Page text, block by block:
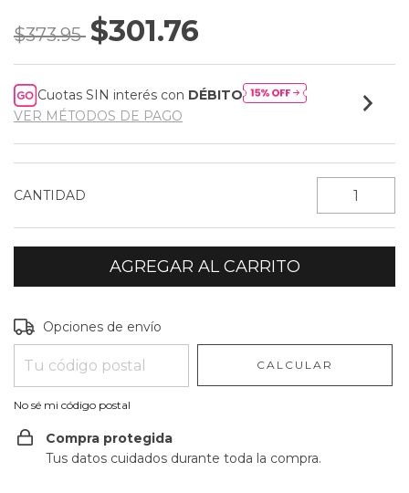
$373.95 $301.76
Cuotas SIN interés con DÉBITO
VER MÉTODOS DE PAGO
CANTIDAD
Entregas para el CP:
Opciones de envío
CALCULAR
No sé mi código postal
Compra protegida
Tus datos cuidados durante toda la compra.